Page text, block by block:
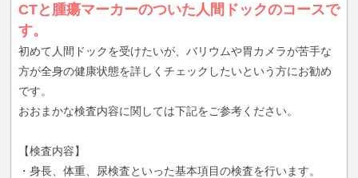
CTと腫瘍マーカーのついた人間ドックのコースで
す。
初めて人間ドックを受けたいが、バリウムや胃カメラが苦手な
方が全身の健康状態を詳しくチェックしたいという方にお勧め
です。
おおまかな検査内容に関しては下記をご参考ください。
【検査内容】
・身長、体重、尿検査といった基本項目の検査を行います。